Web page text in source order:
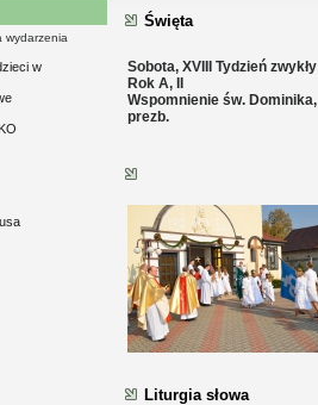
wydarzenia
w
Święta
Sobota, XVIII Tydzień zwykły
Rok A, II
Wspomnienie św. Dominika,
prezb.
Liturgia słowa